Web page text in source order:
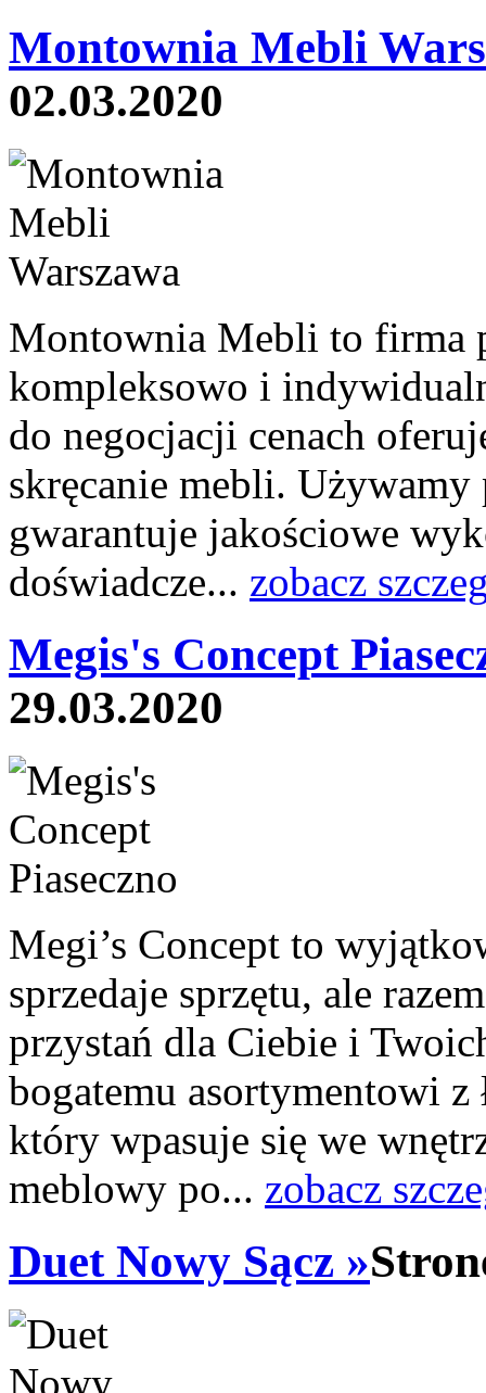
Montownia Mebli
02.03.2020
Montownia Mebli to firma
kompleksowo i
do negocjacji cenach
skręcanie mebli.
gwarantuje jakościowe
doświadcze... zobacz
Megis's Concept
29.03.2020
Megi’s Concept to
sprzedaje sprzętu, ale
przystań dla Ciebie i
bogatemu asortymentowi z
który wpasuje się we
meblowy po... zobacz
Duet Nowy Sącz »